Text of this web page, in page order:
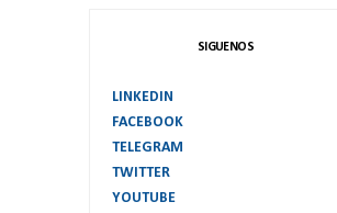
SIGUENOS
LINKEDIN
FACEBOOK
TELEGRAM
TWITTER
YOUTUBE